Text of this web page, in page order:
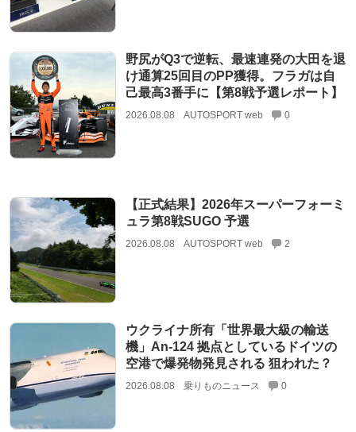
野尻がQ3で逆転、最速連発の大田を退
け通算25回目のPP獲得。フラガは自
己最高3番手に【第8戦予選レポート】
2026.08.08 AUTOSPORT web 0
【正式結果】2026年スーパーフォーミ
ュラ第8戦SUGO 予選
2026.08.08 AUTOSPORT web 2
ウクライナ所有「世界最大級の輸送
機」An-124 拠点としているドイツの
空港で爆発物発見される 狙われた？
2026.08.08 乗りものニュース 0